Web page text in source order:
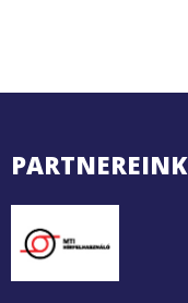
PARTNEREINK